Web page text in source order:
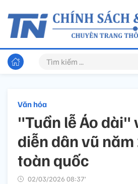
Văn hóa
"Tuần lễ Áo dài"
diễn dân vũ
toàn quốc
02/03/2026 08:37’